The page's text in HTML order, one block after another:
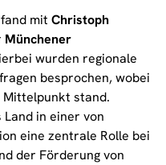
mit Christoph
Münchener
wurden regionale
besprochen, wobei
Mittelpunkt stand.
in einer von
eine zentrale Rolle bei
der Förderung von